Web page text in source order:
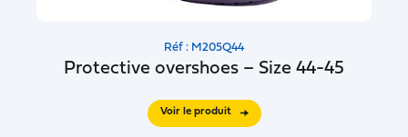
Réf : M205Q44
Protective overshoes – Size 44-45
Voir le produit